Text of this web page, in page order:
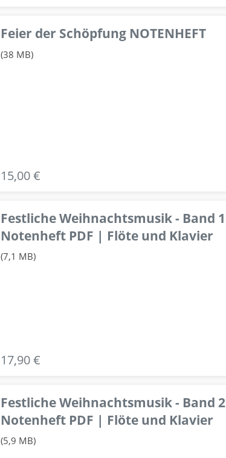
Feier der Schöpfung NOTENHEFT
(38 MB)
15,00 €
Festliche Weihnachtsmusik - Band 1
Notenheft PDF | Flöte und Klavier
(7,1 MB)
17,90 €
Festliche Weihnachtsmusik - Band 2
Notenheft PDF | Flöte und Klavier
(5,9 MB)